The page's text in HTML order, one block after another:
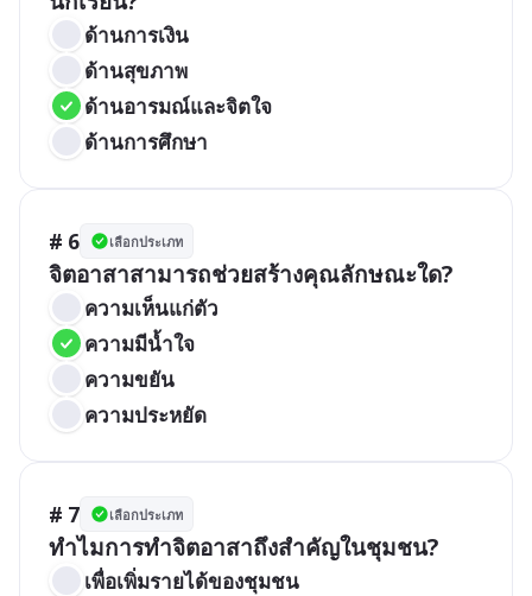
ด้านการเงิน
ด้านสุขภาพ
ด้านอารมณ์และจิตใจ
ด้านการศึกษา
# 6 เลือกประเภท
จิตอาสาสามารถช่วยสร้างคุณลักษณะใด?
ความเห็นแก่ตัว
ความมีน้ำใจ
ความขยัน
ความประหยัด
# 7 เลือกประเภท
ทำไมการทำจิตอาสาถึงสำคัญในชุมชน?
เพื่อเพิ่มรายได้ของชุมชน